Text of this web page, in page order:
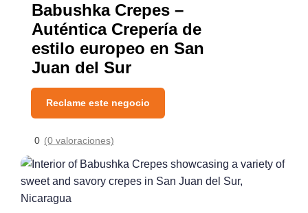
Babushka Crepes –
Auténtica Crepería de
estilo europeo en San
Juan del Sur
Reclame este negocio
0 (0 valoraciones)